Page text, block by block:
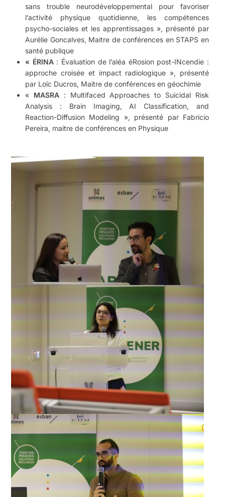
sans trouble neurodéveloppemental pour favoriser
l’activité physique quotidienne, les compétences
psycho-sociales et les apprentissages », présenté par
Aurélie Goncalves, Maitre de conférences en STAPS en
santé publique
« ÉRINA: Évaluation de l’aléa éRosion post-INcendie :
approche croisée et impact radiologique », présenté
par Loïc Ducros, Maitre de conférences en géochimie
« MASRA: Multifaced Approaches to Suicidal Risk
Analysis : Brain Imaging, AI Classification, and
Reaction-Diffusion Modeling », présenté par Fabricio
Pereira, maitre de conférences en Physique